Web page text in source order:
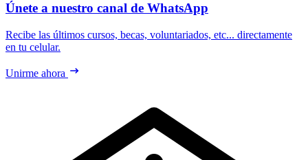
Únete a nuestro canal de WhatsApp
Recibe las últimos cursos, becas, voluntariados, etc... directamente
en tu celular.
Unirme ahora